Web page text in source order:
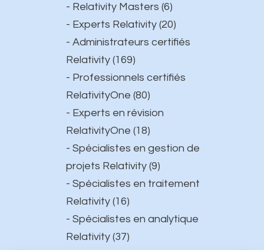
- Relativity Masters (6)
- Experts Relativity (20)
- Administrateurs certifiés
Relativity (169)
- Professionnels certifiés
RelativityOne (80)
- Experts en révision
RelativityOne (18)
- Spécialistes en gestion de
projets Relativity (9)
- Spécialistes en traitement
Relativity (16)
- Spécialistes en analytique
Relativity (37)